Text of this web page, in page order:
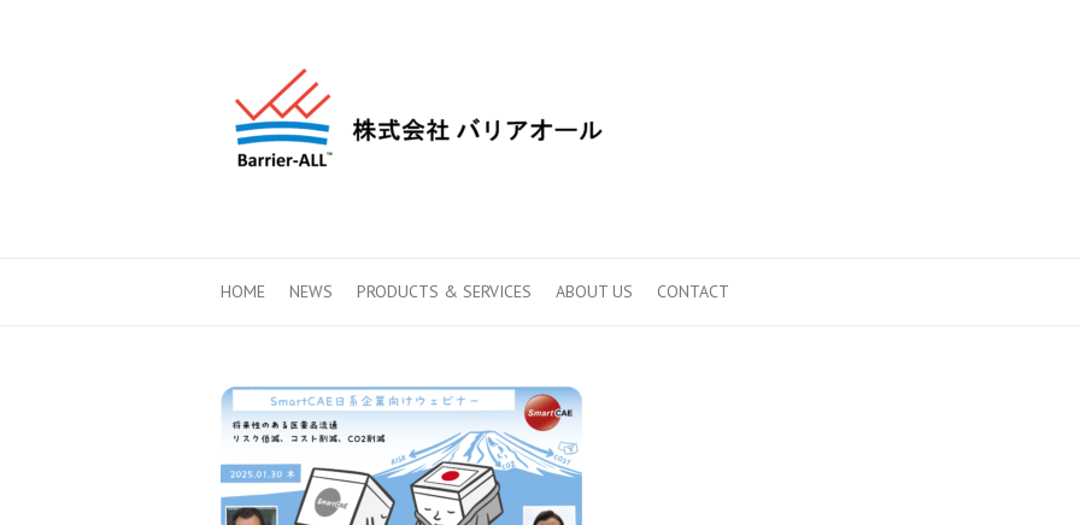
HOME NEWS PRODUCTS & SERVICES ABOUT US CONTACT